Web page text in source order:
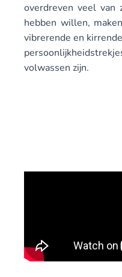
overdreven veel van
hebben willen,
vibrerende en
volwassen zijn.